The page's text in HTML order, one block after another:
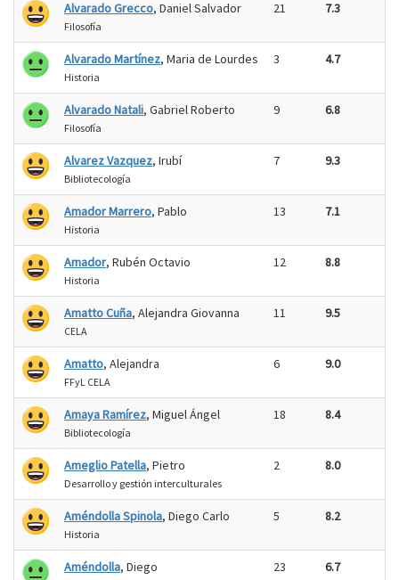
Alvarado Grecco, Daniel Salvador
Filosofía
21 7.3
Alvarado Martínez, Maria de Lourdes
Historia
3 4.7
Alvarado Natali, Gabriel Roberto
Filosofía
9 6.8
Alvarez Vazquez, Irubí
Bibliotecología
7 9.3
Amador Marrero, Pablo
Historia
13 7.1
Amador, Rubén Octavio
Historia
12 8.8
Amatto Cuña, Alejandra Giovanna
CELA
11 9.5
Amatto, Alejandra
FFyL CELA
6 9.0
Amaya Ramírez, Miguel Ángel
Bibliotecología
18 8.4
Ameglio Patella, Pietro
Desarrollo y gestión interculturales
2 8.0
Améndolla Spinola, Diego Carlo
Historia
5 8.2
Améndolla, Diego 23 6.7